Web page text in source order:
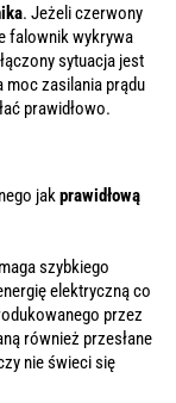
. Jeżeli czerwony
falownik wykrywa
sytuacja jest
moc zasilania prądu
prawidłowo.
jakprawidłową
szybkiego
elektryczną co
przez
również przesłane
nie świeci się